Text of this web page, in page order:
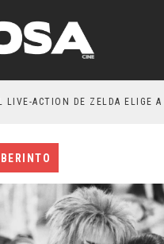
ACTION DE ZELDA ELIGE A